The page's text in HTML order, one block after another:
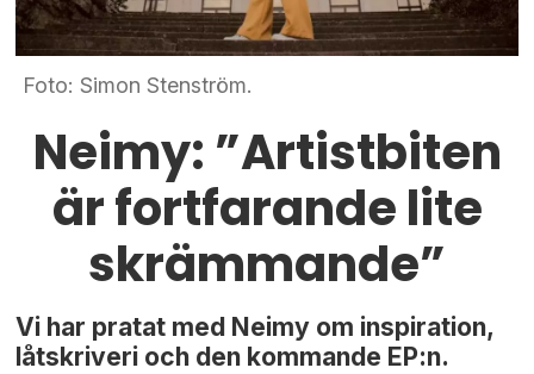
Foto: Simon Stenström.
Neimy: ”Artistbiten
är fortfarande lite
skrämmande”
Vi har pratat med Neimy om inspiration,
låtskriveri och den kommande EP:n.